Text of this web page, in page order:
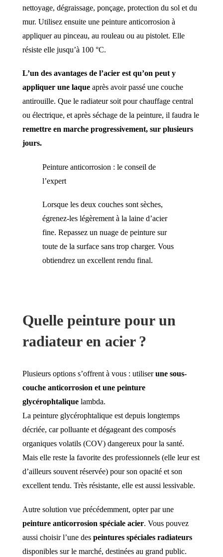
nettoyage, dégraissage, ponçage, protection du sol et du
mur. Utilisez ensuite une peinture anticorrosion à
appliquer au pinceau, au rouleau ou au pistolet. Elle
résiste elle jusqu’à 100 °C.
L’un des avantages de l’acier est qu’on peut y
appliquer une laqueaprès avoir passé une couche
antirouille. Que le radiateur soit pour chauffage central
ou électrique, et après séchage de la peinture, il faudra le
remettre en marche progressivement, sur plusieurs
jours.
Peinture anticorrosion : le conseil de
l’expert
Lorsque les deux couches sont sèches,
égrenez-les légèrement à la laine d’acier
fine. Repassez un nuage de peinture sur
toute de la surface sans trop charger. Vous
obtiendrez un excellent rendu final.
Quelle peinture pour un
radiateur en acier ?
Plusieurs options s’offrent à vous : utiliserune sous-
couche anticorrosion et une peinture
glycérophtaliquelambda.
La peinture glycérophtalique est depuis longtemps
décriée, car polluante et dégageant des composés
organiques volatils (COV) dangereux pour la santé.
Mais elle reste la favorite des professionnels (elle leur est
d’ailleurs souvent réservée) pour son opacité et son
excellent tendu. Très résistante, elle est aussi lessivable.
Autre solution vue précédemment, opter par une
peinture anticorrosion spéciale acier. Vous pouvez
aussi choisir l’une des peintures spéciales radiateurs
disponibles sur le marché, destinées au grand public.